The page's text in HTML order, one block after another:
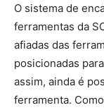
O sistema de
ferramentas da
afiadas das
posicionadas
assim, ainda é
ferramenta.